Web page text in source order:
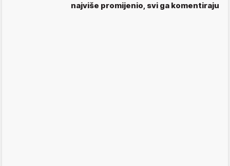
najviše promijenio, svi ga komentiraju